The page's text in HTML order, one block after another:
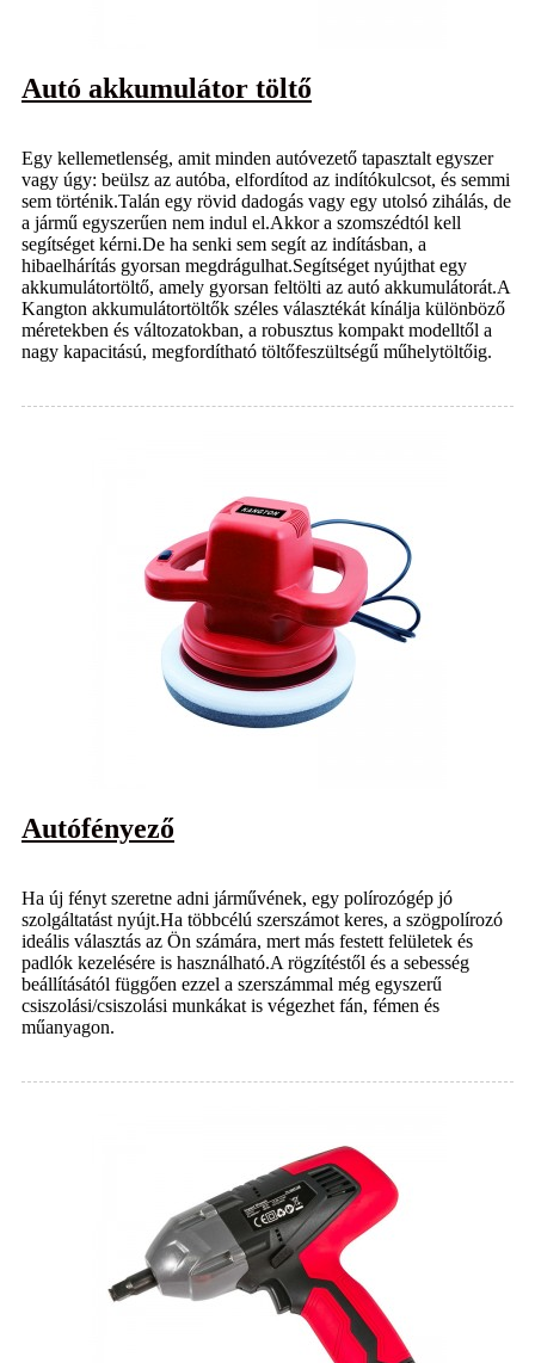
Autó akkumulátor töltő
Egy kellemetlenség, amit minden autóvezető tapasztalt egyszer
vagy úgy: beülsz az autóba, elfordítod az indítókulcsot, és semmi
sem történik.Talán egy rövid dadogás vagy egy utolsó zihálás, de
a jármű egyszerűen nem indul el.Akkor a szomszédtól kell
segítséget kérni.De ha senki sem segít az indításban, a
hibaelhárítás gyorsan megdrágulhat.Segítséget nyújthat egy
akkumulátortöltő, amely gyorsan feltölti az autó akkumulátorát.A
Kangton akkumulátortöltők széles választékát kínálja különböző
méretekben és változatokban, a robusztus kompakt modelltől a
nagy kapacitású, megfordítható töltőfeszültségű műhelytöltőig.
Autófényező
Ha új fényt szeretne adni járművének, egy polírozógép jó
szolgáltatást nyújt.Ha többcélú szerszámot keres, a szögpolírozó
ideális választás az Ön számára, mert más festett felületek és
padlók kezelésére is használható.A rögzítéstől és a sebesség
beállításától függően ezzel a szerszámmal még egyszerű
csiszolási/csiszolási munkákat is végezhet fán, fémen és
műanyagon.